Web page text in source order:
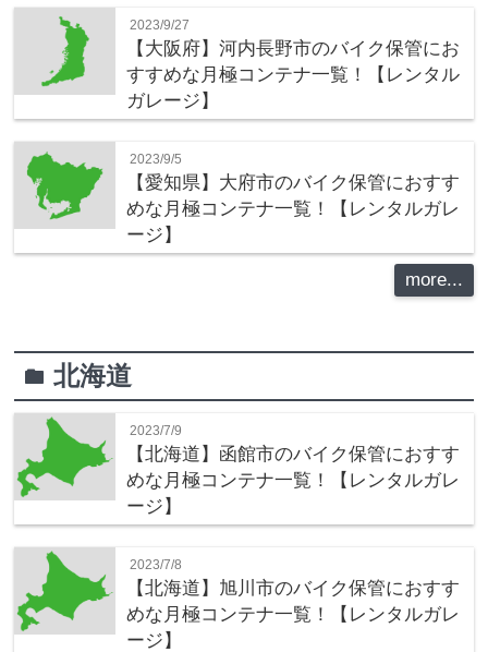
2023/9/27
【大阪府】河内長野市のバイク保管にお
すすめな月極コンテナ一覧！【レンタル
ガレージ】
2023/9/5
【愛知県】大府市のバイク保管におすす
めな月極コンテナ一覧！【レンタルガレ
ージ】
more...
folder北海道
2023/7/9
【北海道】函館市のバイク保管におすす
めな月極コンテナ一覧！【レンタルガレ
ージ】
2023/7/8
【北海道】旭川市のバイク保管におすす
めな月極コンテナ一覧！【レンタルガレ
ージ】